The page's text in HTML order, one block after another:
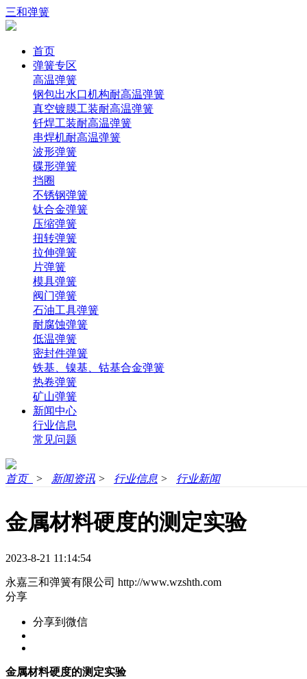
三和弹簧
首页
弹簧专区
高温弹簧
钢包出水口机构耐高温弹簧
真空镀膜工装耐高温弹簧
钎焊工装耐高温弹簧
串焊机耐高温弹簧
波形弹簧
碟形弹簧
挡圈
不锈钢弹簧
钛合金弹簧
压缩弹簧
扭转弹簧
拉伸弹簧
片弹簧
模具弹簧
阀门弹簧
石油工具弹簧
耐腐蚀弹簧
低温弹簧
密封件弹簧
铁基、镍基、钴基合金弹簧
热卷弹簧
矿山弹簧
新闻中心
行业信息
常见问题
首页 > 新闻资讯 > 行业信息 > 行业新闻
金属材料硬度的测定实验
2023-8-21 11:14:54
永嘉三和弹簧有限公司 http://www.wzshth.com
分享
分享到微信
金属材料硬度的测定实验